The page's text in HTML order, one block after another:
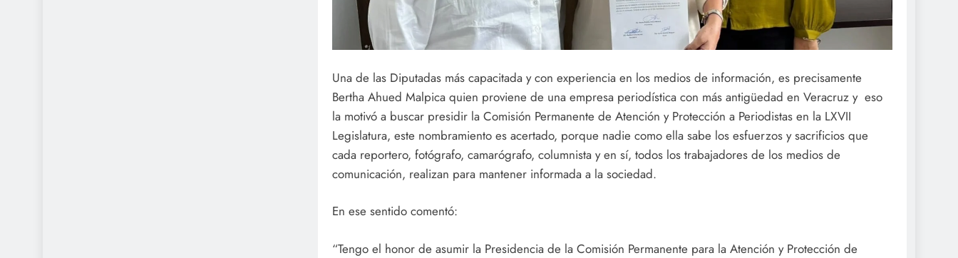
Una de las Diputadas más capacitada y con experiencia en los medios de información, es precisamente
Bertha Ahued Malpica quien proviene de una empresa periodística con más antigüedad en Veracruz y eso
la motivó a buscar presidir la Comisión Permanente de Atención y Protección a Periodistas en la LXVII
Legislatura, este nombramiento es acertado, porque nadie como ella sabe los esfuerzos y sacrificios que
cada reportero, fotógrafo, camarógrafo, columnista y en sí, todos los trabajadores de los medios de
comunicación, realizan para mantener informada a la sociedad.
En ese sentido comentó:
“Tengo el honor de asumir la Presidencia de la Comisión Permanente para la Atención y Protección de